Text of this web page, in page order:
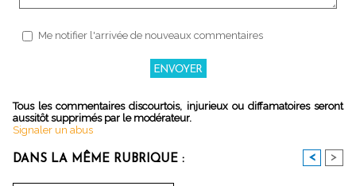
Me notifier l'arrivée de nouveaux commentaires
Tous les commentaires discourtois, injurieux ou diffamatoires seront
aussitôt supprimés par le modérateur.
Signaler un abus
DANS LA MÊME RUBRIQUE : < >